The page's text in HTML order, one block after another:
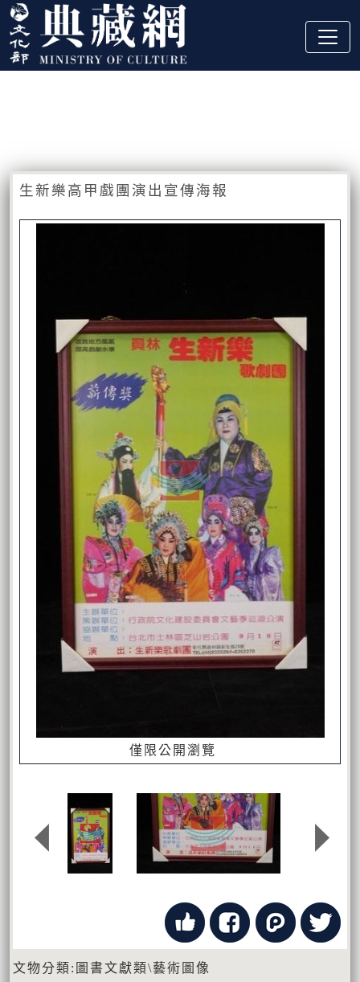
跳到主要內容
:::
生新樂高甲戲團演出宣傳海報
僅限公開瀏覽
文物分類:圖書文獻類\藝術圖像